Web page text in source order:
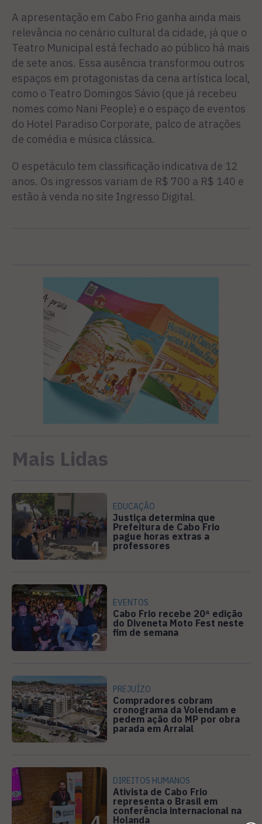
A apresentação em Cabo Frio ganha ainda mais
relevância no cenário cultural da cidade, já que o
Teatro Municipal está fechado ao público há mais
de sete anos. Essa ausência transformou outros
espaços em protagonistas da cena artística local,
como o Teatro Domingos Sávio (que já recebeu
nomes como Nani People) e o espaço de eventos
do Hotel Paradiso Corporate, palco de atrações
de comédia e música clássica.
O espetáculo tem classificação indicativa de 12
anos. Os ingressos variam de R$ 700 a R$ 140 e
estão à venda no site Ingresso Digital.
Mais Lidas
1
EDUCAÇÃO
Justiça determina que
Prefeitura de Cabo Frio
pague horas extras a
professores
2
EVENTOS
Cabo Frio recebe 20ª edição
do Diveneta Moto Fest neste
fim de semana
3
PREJUÍZO
Compradores cobram
cronograma da Volendam e
pedem ação do MP por obra
parada em Arraial
DIREITOS HUMANOS
Ativista de Cabo Frio
representa o Brasil em
conferência internacional na
Holanda